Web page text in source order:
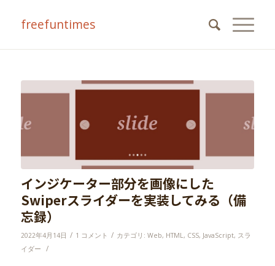
freefuntimes
インジケーター部分を画像にした
Swiperスライダーを実装してみる（備
忘録）
2022年4月14日 / 1 コメント / カテゴリ: Web, HTML , CSS, JavaScript, スラ
イダー
/